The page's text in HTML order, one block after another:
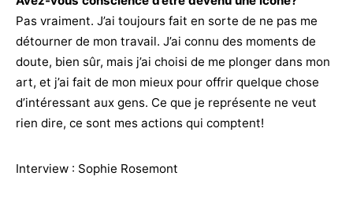
Pas vraiment. J’ai toujours fait en sorte de ne pas me
détourner de mon travail. J’ai connu des moments de
doute, bien sûr, mais j’ai choisi de me plonger dans mon
art, et j’ai fait de mon mieux pour offrir quelque chose
d’intéressant aux gens. Ce que je représente ne veut
rien dire, ce sont mes actions qui comptent!
Interview : Sophie Rosemont